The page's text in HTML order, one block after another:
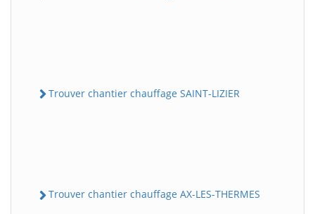
Trouver chantier chauffage SAINT-LIZIER
Trouver chantier chauffage AX-LES-THERMES